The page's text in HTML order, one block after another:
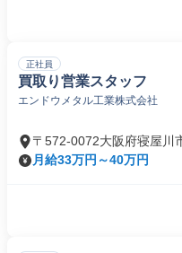
正社員
買取り営業スタッフ
エンドウメタル工業株式会社
〒572-0072大阪府寝屋川
月給33万円～40万円